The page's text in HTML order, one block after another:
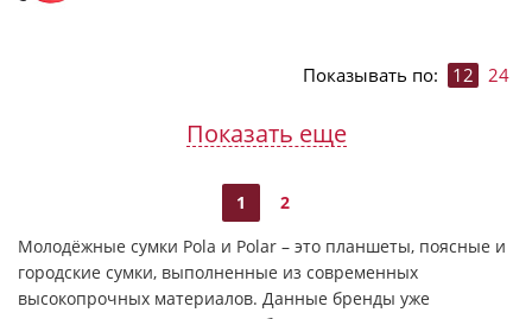
Показывать по: 12 24
Показать еще
1
2
Молодёжные сумки Pola и Polar – это планшеты, поясные и
городские сумки, выполненные из современных
высокопрочных материалов. Данные бренды уже